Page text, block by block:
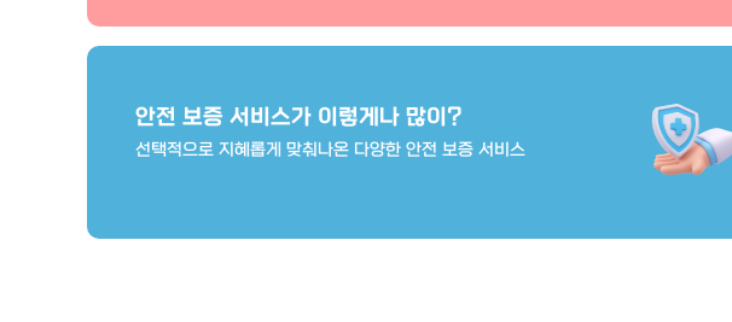
안전 보증 서비스가 이렇게나 많이?
선택적으로 지혜롭게 맞춰나온 다양한 안전 보증 서비스